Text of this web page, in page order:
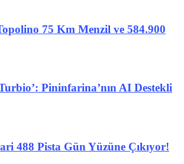
75 Km Menzil ve 584.900
Pininfarina’nın AI Destekli
488 Pista Gün Yüzüne Çıkıyor!